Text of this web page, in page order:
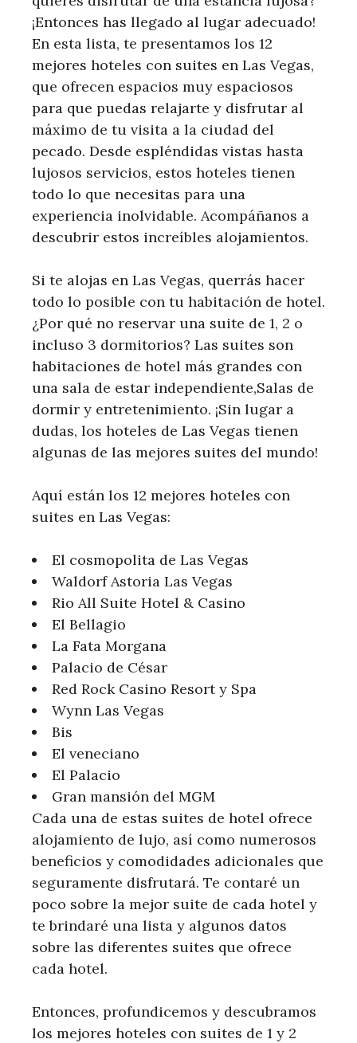
¡Entonces has llegado al lugar adecuado!
En esta lista, te presentamos los 12
mejores hoteles con suites en Las Vegas,
que ofrecen espacios muy espaciosos
para que puedas relajarte y disfrutar al
máximo de tu visita a la ciudad del
pecado. Desde espléndidas vistas hasta
lujosos servicios, estos hoteles tienen
todo lo que necesitas para una
experiencia inolvidable. Acompáñanos a
descubrir estos increíbles alojamientos.
Si te alojas en Las Vegas, querrás hacer
todo lo posible con tu habitación de hotel.
¿Por qué no reservar una suite de 1, 2 o
incluso 3 dormitorios? Las suites son
habitaciones de hotel más grandes con
una sala de estar independiente,Salas de
dormir y entretenimiento. ¡Sin lugar a
dudas, los hoteles de Las Vegas tienen
algunas de las mejores suites del mundo!
Aquí están los 12 mejores hoteles con
suites en Las Vegas:
El cosmopolita de Las Vegas
Waldorf Astoria Las Vegas
Rio All Suite Hotel & Casino
El Bellagio
La Fata Morgana
Palacio de César
Red Rock Casino Resort y Spa
Wynn Las Vegas
Bis
El veneciano
El Palacio
Gran mansión del MGM
Cada una de estas suites de hotel ofrece
alojamiento de lujo, así como numerosos
beneficios y comodidades adicionales que
seguramente disfrutará. Te contaré un
poco sobre la mejor suite de cada hotel y
te brindaré una lista y algunos datos
sobre las diferentes suites que ofrece
cada hotel.
Entonces, profundicemos y descubramos
los mejores hoteles con suites de 1 y 2